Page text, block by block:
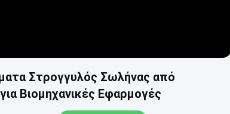
Στρογγυλός Σωλήνας από
Βιομηχανικές Εφαρμογές